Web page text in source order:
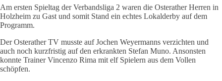
Am ersten Spieltag der Verbandsliga 2 waren die Osterather Herren in
Holzheim zu Gast und somit Stand ein echtes Lokalderby auf dem
Programm.
Der Osterather TV musste auf Jochen Weyermanns verzichten und
auch noch kurzfristig auf den erkrankten Stefan Muno. Ansonsten
konnte Trainer Vincenzo Rima mit elf Spielern aus dem Vollen
schöpfen.